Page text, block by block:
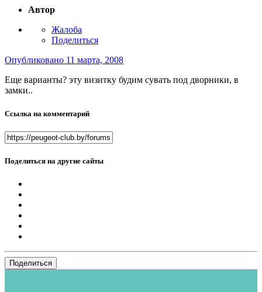
Автор
Жалоба
Поделиться
Опубликовано 11 марта, 2008
Еще варианты? эту визитку будим сувать под дворники, в
замки..
Ссылка на комментарий
Поделиться на другие сайты
Поделиться